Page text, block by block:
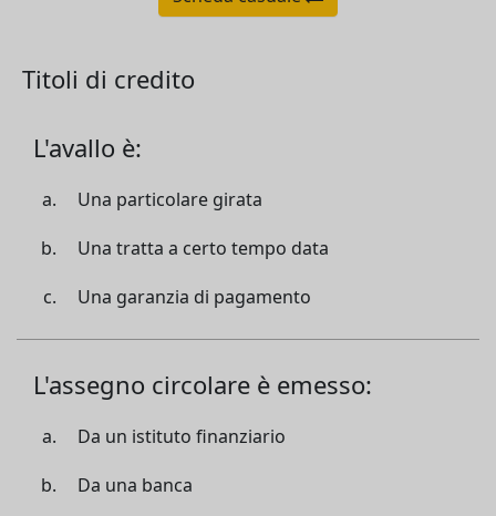
Titoli di credito
L'avallo è:
Una particolare girata
Una tratta a certo tempo data
Una garanzia di pagamento
L'assegno circolare è emesso:
Da un istituto finanziario
Da una banca